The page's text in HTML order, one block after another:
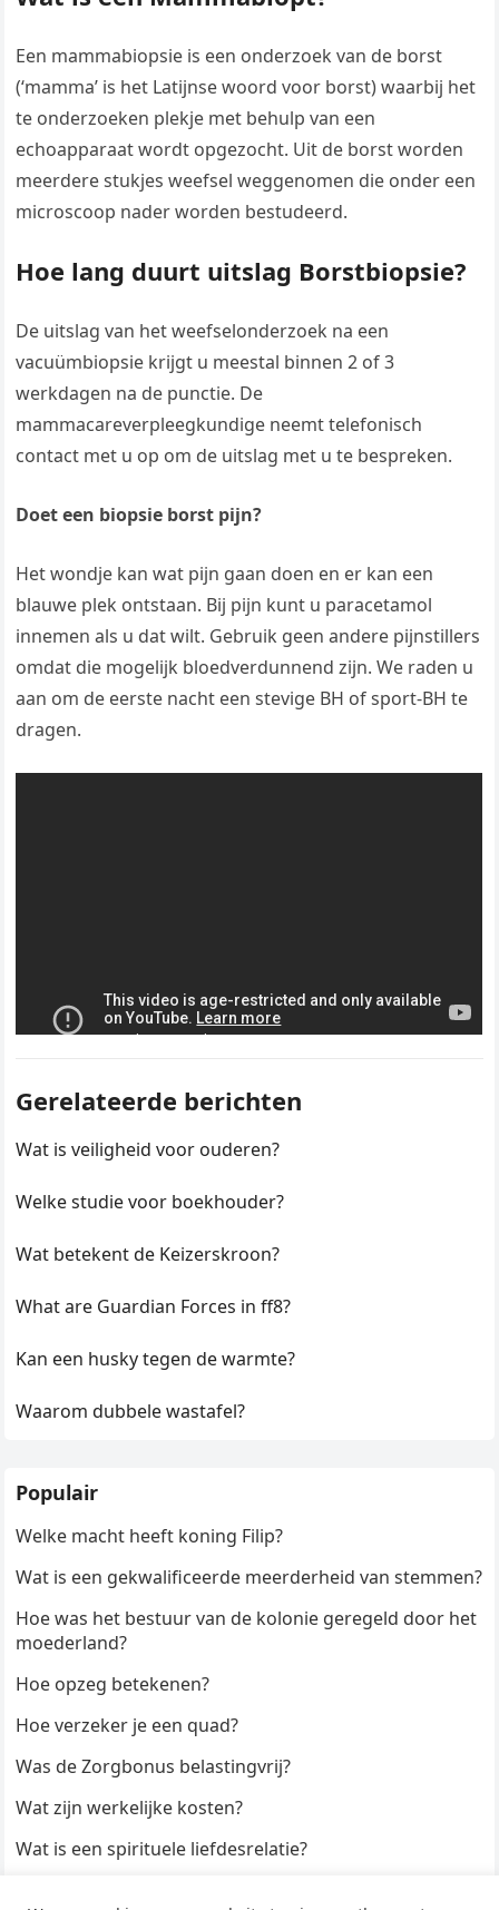
​Een mammabiopsie is een onderzoek van de borst
(‘mamma’ is het Latijnse woord voor borst) waarbij het
te onderzoeken plekje met behulp van een
echoapparaat wordt opgezocht. Uit de borst worden
meerdere stukjes weefsel weggenomen die onder een
microscoop nader worden bestudeerd.
Hoe lang duurt uitslag Borstbiopsie?
De uitslag van het weefselonderzoek na een
vacuümbiopsie krijgt u meestal binnen 2 of 3
werkdagen na de punctie. De
mammacareverpleegkundige neemt telefonisch
contact met u op om de uitslag met u te bespreken.
Doet een biopsie borst pijn?
Het wondje kan wat pijn gaan doen en er kan een
blauwe plek ontstaan. Bij pijn kunt u paracetamol
innemen als u dat wilt. Gebruik geen andere pijnstillers
omdat die mogelijk bloedverdunnend zijn. We raden u
aan om de eerste nacht een stevige BH of sport-BH te
dragen.
Gerelateerde berichten
Wat is veiligheid voor ouderen?
Welke studie voor boekhouder?
Wat betekent de Keizerskroon?
What are Guardian Forces in ff8?
Kan een husky tegen de warmte?
Waarom dubbele wastafel?
Populair
Welke macht heeft koning Filip?
Wat is een gekwalificeerde meerderheid van stemmen?
Hoe was het bestuur van de kolonie geregeld door het
moederland?
Hoe opzeg betekenen?
Hoe verzeker je een quad?
Was de Zorgbonus belastingvrij?
Wat zijn werkelijke kosten?
Wat is een spirituele liefdesrelatie?